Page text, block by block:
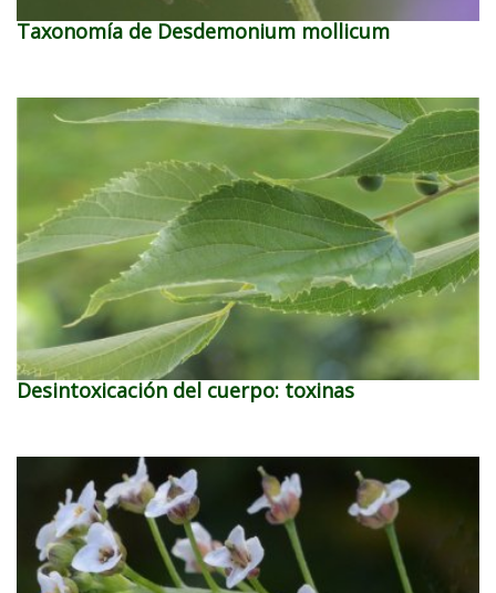
Taxonomía de Desdemonium mollicum
Desintoxicación del cuerpo: toxinas